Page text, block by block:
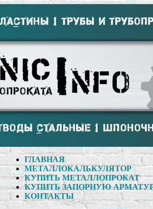
ГЛАВНАЯ
МЕТАЛЛОКАЛЬКУЛЯТОР
КУПИТЬ МЕТАЛЛОПРОКАТ
КУПИТЬ ЗАПОРНУЮ
КОНТАКТЫ